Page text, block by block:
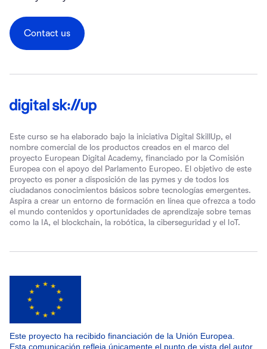
Contact us
Este curso se ha elaborado bajo la iniciativa Digital SkillUp, el
nombre comercial de los productos creados en el marco del
proyecto European Digital Academy, financiado por la Comisión
Europea con el apoyo del Parlamento Europeo. El objetivo de este
proyecto es poner a disposición de las pymes y de todos los
ciudadanos conocimientos básicos sobre tecnologías emergentes.
Aspira a crear un entorno de formación en línea que ofrezca a todo
el mundo contenidos y oportunidades de aprendizaje sobre temas
como la IA, el blockchain, la robótica, la ciberseguridad y el IoT.
Este proyecto ha recibido financiación de la Unión Europea.
Esta comunicación refleja únicamente el punto de vista del autor.